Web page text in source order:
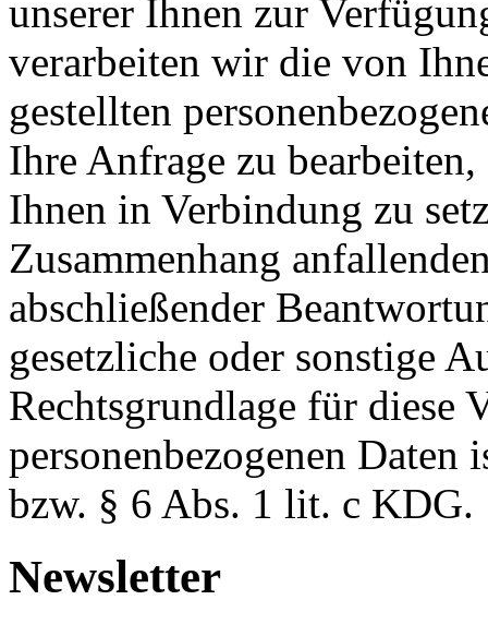
unserer Ihnen zur
verarbeiten wir die von
gestellten
Ihre Anfrage zu
Ihnen in Verbindung zu
Zusammenhang
abschließender
gesetzliche oder sonstige
Rechtsgrundlage für diese
personenbezogenen
bzw. § 6 Abs. 1 lit. c KDG.
Newsletter